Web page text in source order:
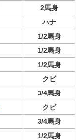
2馬身
ハナ
1/2馬身
1/2馬身
1/2馬身
クビ
3/4馬身
クビ
3/4馬身
1/2馬身